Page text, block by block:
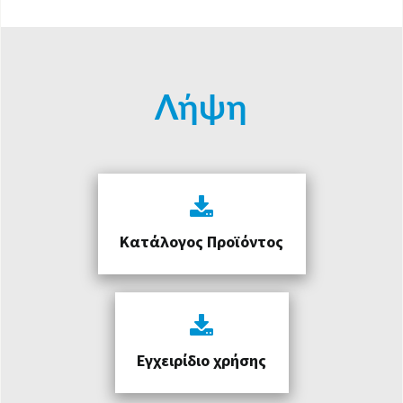
Λήψη
Κατάλογος Προϊόντος
Εγχειρίδιο χρήσης